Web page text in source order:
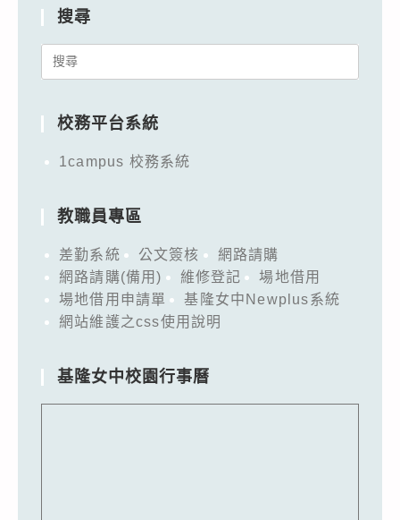
搜尋
Search
校務平台系統
1campus 校務系統
教職員專區
差勤系統 公文簽核
網路請購
網路請購(備用)
維修登記
場地借用
場地借用申請單
基隆女中Newplus系統
網站維護之css使用說明
基隆女中校園行事曆